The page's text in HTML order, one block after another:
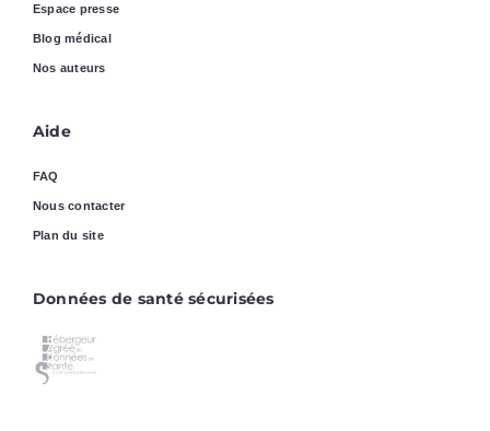
Espace presse
Blog médical
Nos auteurs
Aide
FAQ
Nous contacter
Plan du site
Données de santé sécurisées